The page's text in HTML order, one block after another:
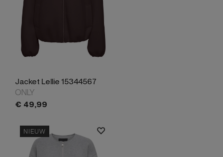
Jacket Lellie 15344567
ONLY
€ 49,99
NIEUW